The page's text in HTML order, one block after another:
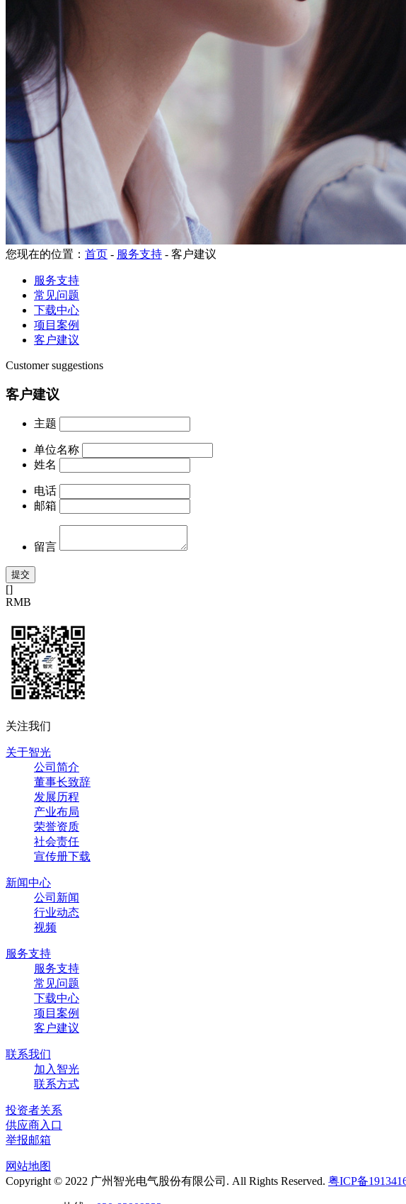
您现在的位置： 首页 - 服务支持 - 客户建议
服务支持
常见问题
下载中心
项目案例
客户建议
Customer suggestions
客户建议
主题
单位名称
姓名
电话
邮箱
留言
[]
RMB
关注我们
关于智光
公司简介
董事长致辞
发展历程
产业布局
荣誉资质
社会责任
宣传册下载
新闻中心
公司新闻
行业动态
视频
服务支持
服务支持
常见问题
下载中心
项目案例
客户建议
联系我们
加入智光
联系方式
投资者关系
供应商入口
举报邮箱
网站地图
Copyright © 2022 广州智光电气股份有限公司. All Rights Reserved. 粤ICP备